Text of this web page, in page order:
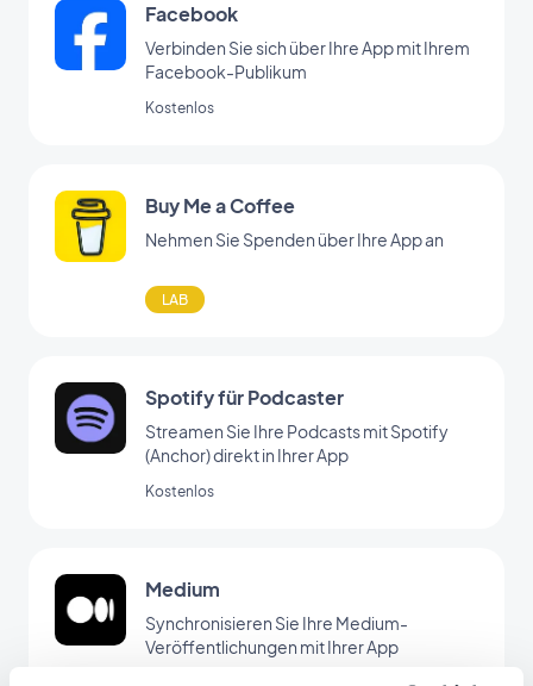
Facebook
Verbinden Sie sich über Ihre App mit Ihrem
Facebook-Publikum
Kostenlos
Buy Me a Coffee
Nehmen Sie Spenden über Ihre App an
LAB
Spotify für Podcaster
Streamen Sie Ihre Podcasts mit Spotify
(Anchor) direkt in Ihrer App
Kostenlos
Medium
Synchronisieren Sie Ihre Medium-
Veröffentlichungen mit Ihrer App